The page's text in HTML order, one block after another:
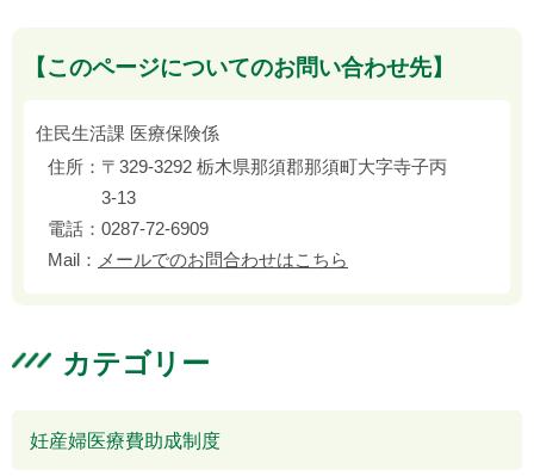
【このページについてのお問い合わせ先】
住民生活課 医療保険係
住所： 〒329-3292 栃木県那須郡那須町大字寺子丙
3-13
電話： 0287-72-6909
Mail： メールでのお問合わせはこちら
カテゴリー
妊産婦医療費助成制度